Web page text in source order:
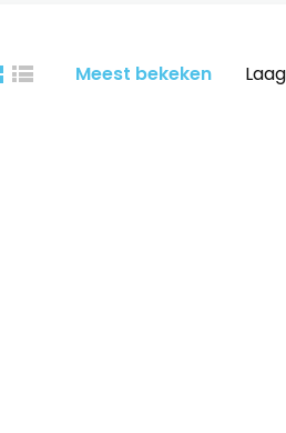
Meest bekeken